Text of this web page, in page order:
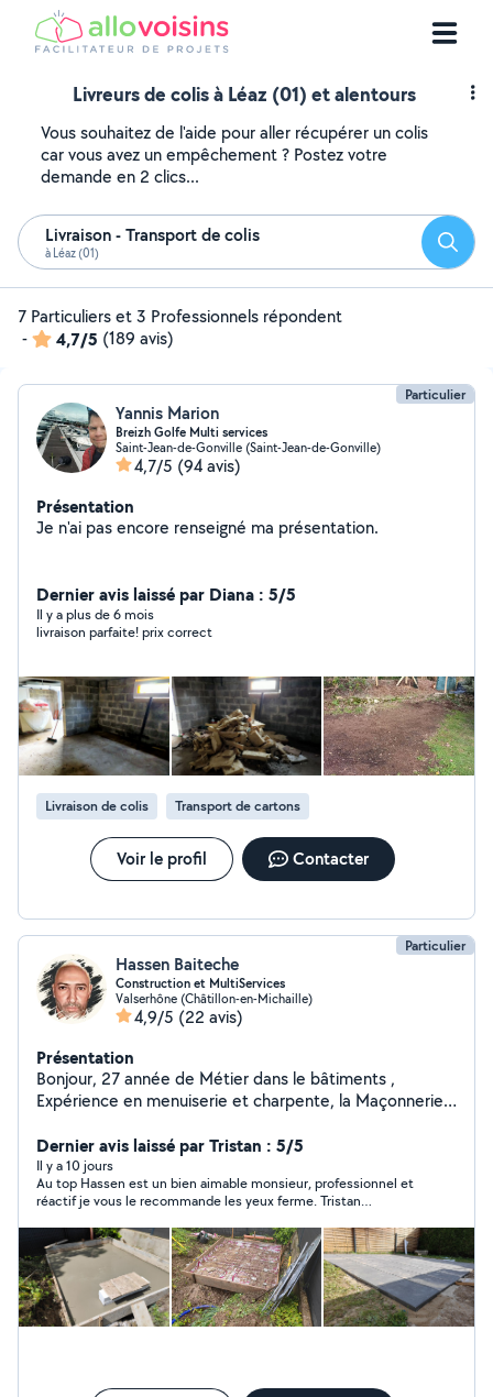
Livreurs de colis à Léaz (01) et alentours
Vous souhaitez de l'aide pour aller récupérer un colis
car vous avez un empêchement ? Postez votre
demande en 2 clics...
Livraison - Transport de colis
à Léaz (01)
7 Particuliers et 3 Professionnels répondent
-
4,7/5 (189 avis)
Particulier
Yannis Marion
Breizh Golfe Multi services
Saint-Jean-de-Gonville (Saint-Jean-de-Gonville)
4,7/5 (94 avis)
Présentation
Je n'ai pas encore renseigné ma présentation.
Dernier avis laissé par Diana : 5/5
Il y a plus de 6 mois
livraison parfaite! prix correct
Livraison de colis Transport de cartons
Voir le profil Contacter
Particulier
Hassen Baiteche
Construction et MultiServices
Valserhône (Châtillon-en-Michaille)
4,9/5 (22 avis)
Présentation
Bonjour, 27 année de Métier dans le bâtiments ,
Expérience en menuiserie et charpente, la Maçonnerie,
carrelage placoplatre , tout travaux pavés, Muret,
Dernier avis laissé par Tristan : 5/5
Il y a 10 jours
Au top Hassen est un bien aimable monsieur, professionnel et
réactif je vous le recommande les yeux ferme. Tristan